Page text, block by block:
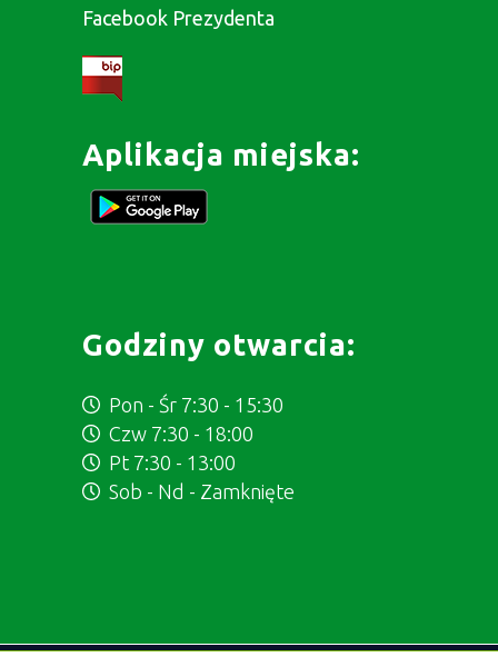
Facebook Prezydenta
Aplikacja miejska:
Godziny otwarcia:
Pon - Śr 7:30 - 15:30
Czw 7:30 - 18:00
Pt 7:30 - 13:00
Sob - Nd - Zamknięte